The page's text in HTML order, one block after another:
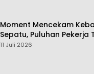
Moment Mencekam
Sepatu, Puluhan Pekerja
28 Orang Tewas
11 Juli 2026